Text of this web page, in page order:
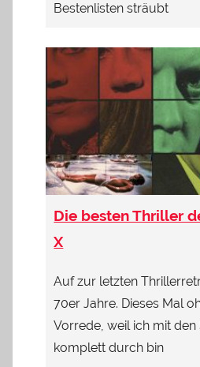
Bestenlisten sträubt
Die besten Thriller
X
Auf zur letzten
70er Jahre. Dieses Mal
Vorrede, weil ich mit
komplett durch bin